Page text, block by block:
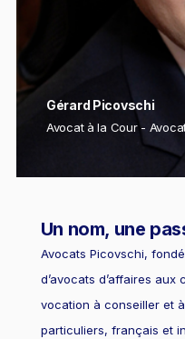
Gérard Picovschi
Avocat à la Cour -
Un nom, une
Avocats Picovschi,
d’avocats d’affaires
vocation à conseiller et
particuliers, français et